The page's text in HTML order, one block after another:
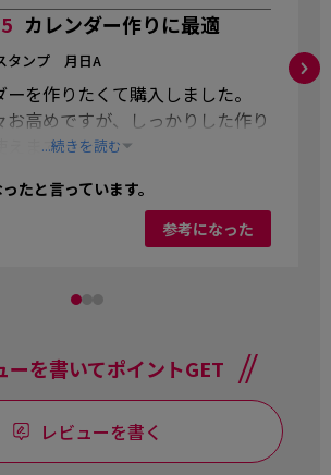
5 カレンダー作りに最適
タンプ 月日A
を作りたくて購入しました。
お高めですが、しっかりした作り
えます。...続きを読む
たと言っています。
参考になった
ーを書いてポイントGET
レビューを書く